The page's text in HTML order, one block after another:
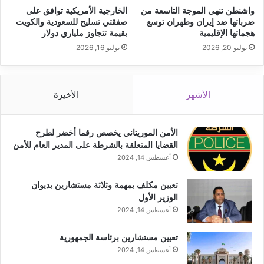
واشنطن تنهي الموجة التاسعة من
ضرباتها ضد إيران وطهران توسع
هجماتها الإقليمية
يوليو 20, 2026
الخارجية الأمريكية توافق على
صفقتي تسليح للسعودية والكويت
بقيمة تتجاوز ملياري دولار
يوليو 16, 2026
الأشهر الأخيرة
الأمن الموريتاني يخصص رقما أخضر لطرح
القضايا المتعلقة بالشرطة على المدير العام للأمن
أغسطس 14, 2024
تعيين مكلف بمهمة وثلاثة مستشارين بديوان
الوزير الأول
أغسطس 14, 2024
تعيين مستشارين برئاسة الجمهورية
أغسطس 14, 2024